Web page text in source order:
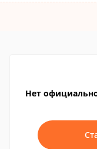
Нет